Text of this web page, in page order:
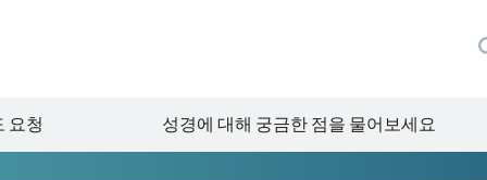
요청 성경에 대해 궁금한 점을 물어보세요